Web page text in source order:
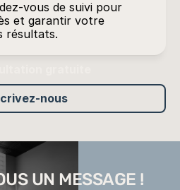
vous de suivi pour
et garantir votre
résultats.
nous
UN MESSAGE !